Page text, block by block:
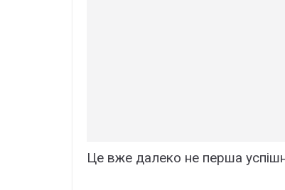
Це вже далеко не перша